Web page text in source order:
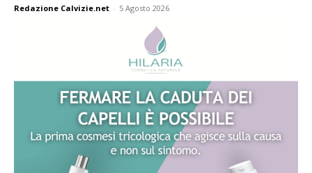
Redazione Calvizie.net - 5 Agosto 2026